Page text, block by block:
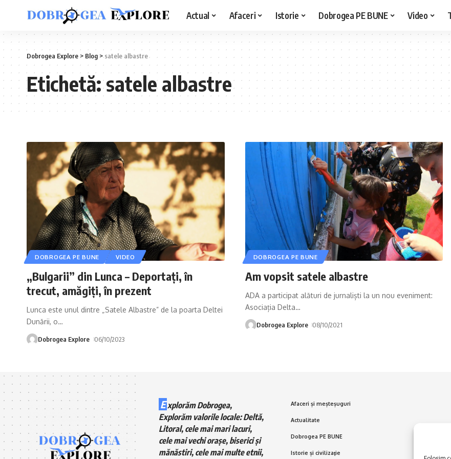
Actual Afaceri Istorie Dobrogea PE BUNE Video
Dobrogea Explore> Blog >satele albastre
Etichetă:satele albastre
DOBROGEA PE BUNE VIDEO
„Bulgarii” din Lunca – Deportați, în
trecut, amăgiți, în prezent
Lunca este unul dintre „Satele Albastre” de la poarta Deltei
Dunării, o…
Dobrogea Explore 06/10/2023
DOBROGEA PE BUNE
Am vopsit satele albastre
ADA a participat alături de jurnaliști la un nou eveniment:
Asociația Delta…
Dobrogea Explore 08/10/2021
E xplorăm Dobrogea,
Explorăm valorile locale: Deltă,
Litoral, cele mai mari lacuri,
cele mai vechi orașe, biserici și
mănăstiri, cele mai multe etnii,
Afaceri și meșteșuguri
Actualitate
Dobrogea PE BUNE
Istorie și civilizaţie